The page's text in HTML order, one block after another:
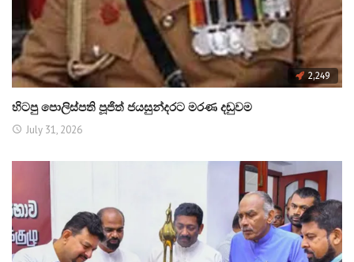
2,249
හිටපු පොලිස්පති පූජිත් ජයසුන්දරට මරණ දඬුවම
July 31, 2026